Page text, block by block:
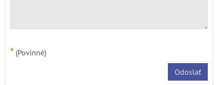
* (Povinné)
Odoslať